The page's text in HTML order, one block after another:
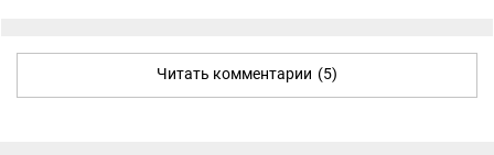
Читать комментарии (5)